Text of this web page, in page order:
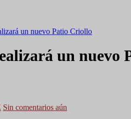
un nuevo Patio Criollo
un nuevo
Sin comentarios aún